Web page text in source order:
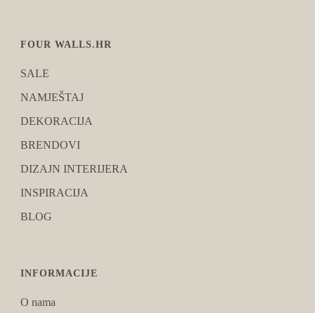
FOUR WALLS.HR
SALE
NAMJEŠTAJ
DEKORACIJA
BRENDOVI
DIZAJN INTERIJERA
INSPIRACIJA
BLOG
INFORMACIJE
O nama